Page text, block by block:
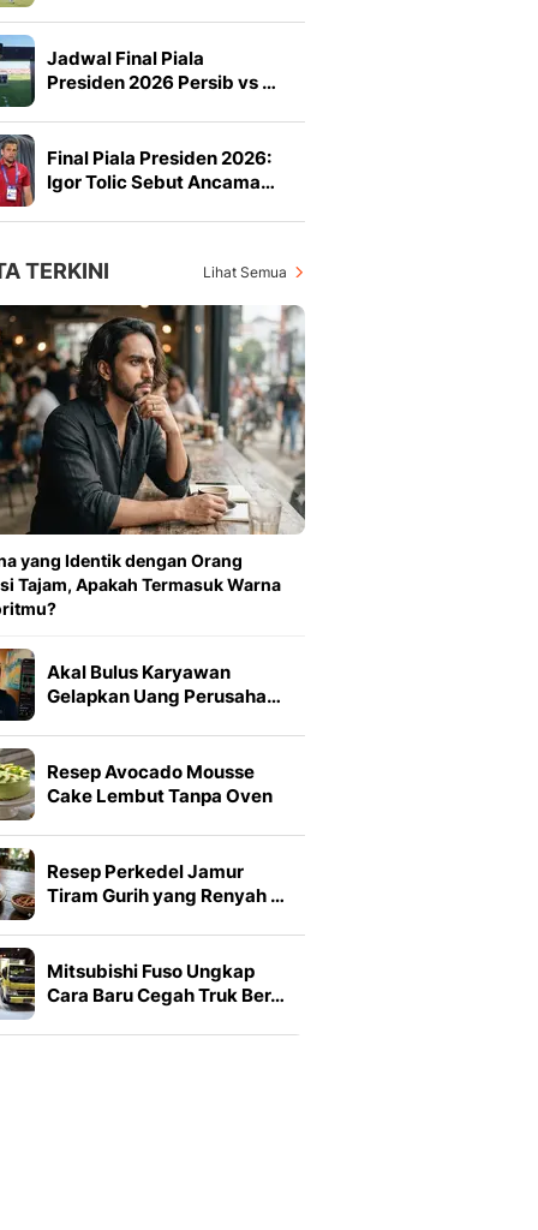
Jadwal Final Piala
Presiden 2026 Persib vs …
Final Piala Presiden 2026:
Igor Tolic Sebut Ancama…
TERKINI Lihat Semua
yang Identik dengan Orang
Tajam, Apakah Termasuk Warna
Akal Bulus Karyawan
Gelapkan Uang Perusaha…
Resep Avocado Mousse
Cake Lembut Tanpa Oven
Resep Perkedel Jamur
Tiram Gurih yang Renyah …
Mitsubishi Fuso Ungkap
Cara Baru Cegah Truk Ber…